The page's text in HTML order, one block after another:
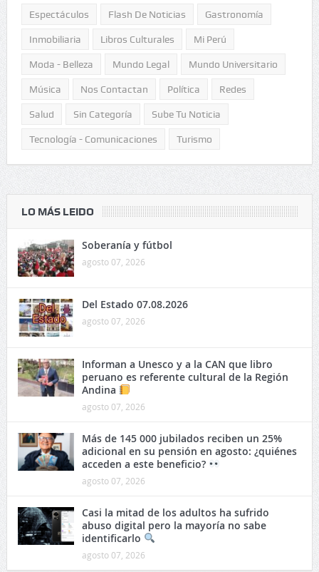
Espectáculos Flash De Noticias Gastronomía
Inmobiliaria Libros Culturales Mi Perú
Moda - Belleza Mundo Legal Mundo Universitario
Música Nos Contactan Política Redes
Salud Sin Categoría Sube Tu Noticia
Tecnología - Comunicaciones Turismo
LO MÁS LEIDO
Soberanía y fútbol
agosto 07, 2026
Del Estado 07.08.2026
agosto 07, 2026
Informan a Unesco y a la CAN que libro
peruano es referente cultural de la Región
Andina
agosto 07, 2026
Más de 145 000 jubilados reciben un 25%
adicional en su pensión en agosto: ¿quiénes
acceden a este beneficio?
agosto 07, 2026
Casi la mitad de los adultos ha sufrido
abuso digital pero la mayoría no sabe
identificarlo
agosto 07, 2026